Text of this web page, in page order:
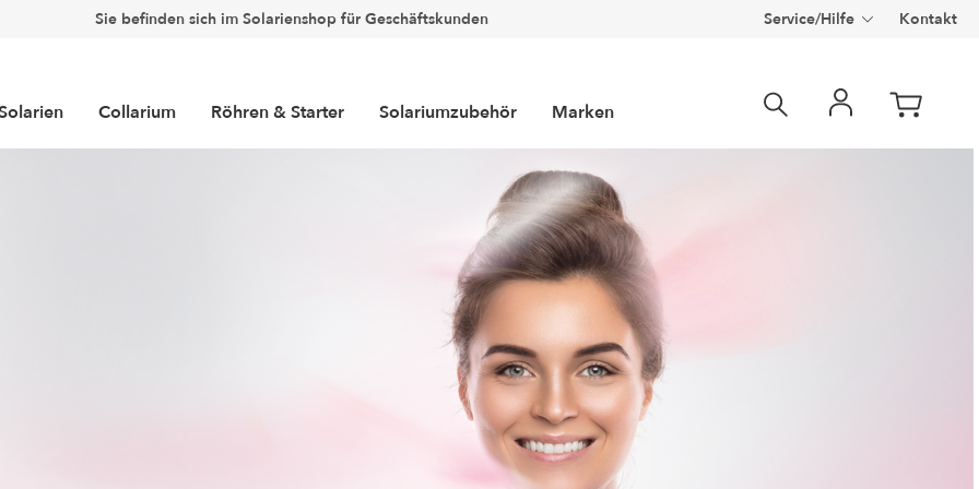
Sie befinden sich im Solarienshop für Geschäftskunden Service/Hilfe Kontakt
Collarium Röhren & Starter Solariumzubehör Marken
Revidierte Solarien
(Facelift)
Collarium® MarketingFilterscheiben
Collarium